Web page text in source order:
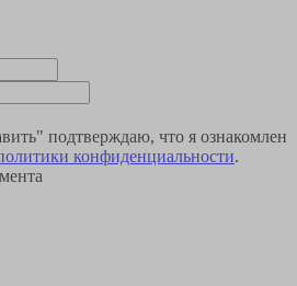
подтверждаю, что я ознакомлен
конфиденциальности.